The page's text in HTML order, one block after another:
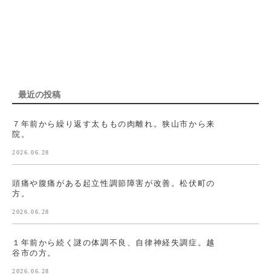
最近の投稿
７年前から繰り返す太ももの肉離れ。狭山市から来
院。
2026.06.28
頭痛や腹痛がある起立性調節障害が改善。松伏町の
方。
2026.06.28
１年前から続く謎の体調不良、自律神経失調症。越
谷市の方。
2026.06.28